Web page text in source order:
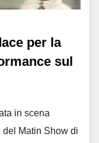
per la
sul
in scena
Matin Show di